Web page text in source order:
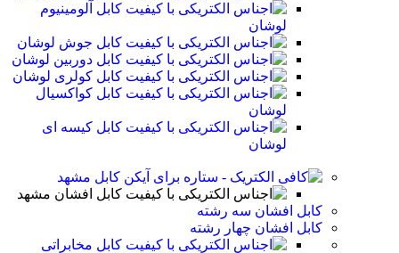
کابل آلومینیوم
لوشان
کابل جوش لوشان
کابل دوربین لوشان
کابل کولری لوشان
کابل کواکسیال
لوشان
کابل کیسه ای
لوشان
کابل مشهد
کابل افشان مشهد
کابل افشان سه رشته
کابل افشان چهار رشته
کابل مخابراتی